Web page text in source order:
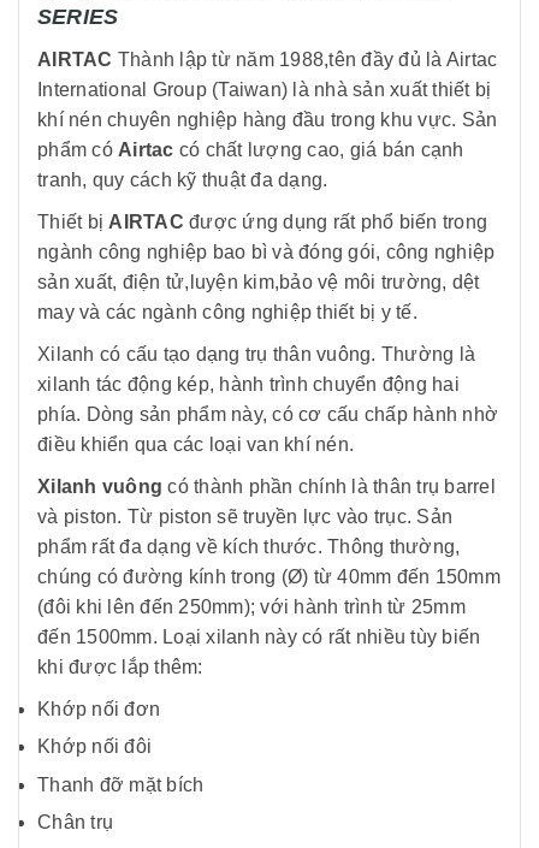
SERIES
AIRTAC Thành lập từ năm 1988,tên đầy đủ là Airtac
International Group (Taiwan) là nhà sản xuất thiết bị
khí nén chuyên nghiệp hàng đầu trong khu vực. Sản
phẩm có Airtac có chất lượng cao, giá bán cạnh
tranh, quy cách kỹ thuật đa dạng.
Thiết bị AIRTAC được ứng dụng rất phổ biến trong
ngành công nghiệp bao bì và đóng gói, công nghiệp
sản xuất, điện tử,luyện kim,bảo vệ môi trường, dệt
may và các ngành công nghiệp thiết bị y tế.
Xilanh có cấu tạo dạng trụ thân vuông. Thường là
xilanh tác động kép, hành trình chuyển động hai
phía. Dòng sản phẩm này, có cơ cấu chấp hành nhờ
điều khiển qua các loại van khí nén.
Xilanh vuông có thành phần chính là thân trụ barrel
và piston. Từ piston sẽ truyền lực vào trục. Sản
phẩm rất đa dạng về kích thước. Thông thường,
chúng có đường kính trong (Ø) từ 40mm đến 150mm
(đôi khi lên đến 250mm); với hành trình từ 25mm
đến 1500mm. Loại xilanh này có rất nhiều tùy biến
khi được lắp thêm:
Khớp nối đơn
Khớp nối đôi
Thanh đỡ mặt bích
Chân trụ